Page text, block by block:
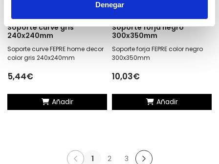
Denegar
Soporte curve gris
240x240mm
Soporte curve FEPRE home decor
color gris 240x240mm
5,44€
Añadir
Soporte forja negro
300x350mm
Soporte forja FEPRE color negro
300x350mm
10,03€
Añadir
1 2 3